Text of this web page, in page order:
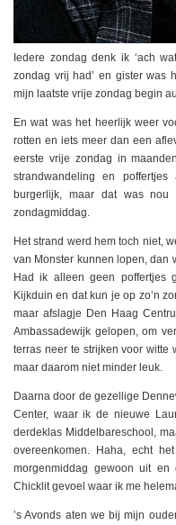
Iedere zondag denk ik ‘ach
zondag vrij had’ en gister was
mijn laatste vrije zondag begin
En wat was het heerlijk weer
rotten en iets meer dan een
eerste vrije zondag in
strandwandeling en
burgerlijk, maar dat was
zondagmiddag.
Het strand werd hem toch niet,
van Monster kunnen lopen, dan
Had ik alleen geen poffertjes
Kijkduin en dat kun je op zo’n
maar afslagje Den Haag
Ambassadewijk gelopen, om
terras neer te strijken voor witte
maar daarom niet minder leuk.
Daarna door de gezellige
Center, waar ik de nieuwe
derdeklas Middelbareschool,
overeenkomen. Haha, echt
morgenmiddag gewoon uit
Chicklit gevoel waar ik me
’s Avonds aten we bij mijn